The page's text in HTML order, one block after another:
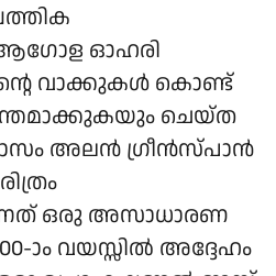
ഓഹരി
വാക്കുകൾ കൊണ്ട്
ചെയ്ത
അലൻ ഗ്രീൻസ്പാൻ
ഒരു അസാധാരണ
ാം വയസ്സിൽ അദ്ദേഹം